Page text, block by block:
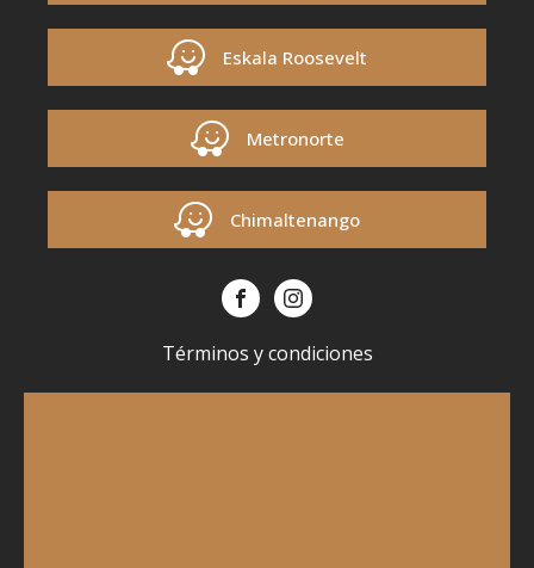
Eskala Roosevelt
Metronorte
Chimaltenango
Términos y condiciones